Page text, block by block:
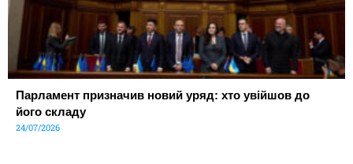
Парламент призначив новий уряд: хто увійшов до
його складу
24/07/2026